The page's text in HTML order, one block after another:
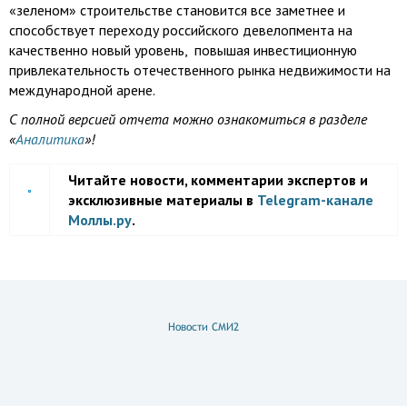
«зеленом» строительстве становится все заметнее и
способствует переходу российского девелопмента на
качественно новый уровень, повышая инвестиционную
привлекательность отечественного рынка недвижимости на
международной арене.
С полной версией отчета можно ознакомиться в разделе
«Аналитика»!
Читайте новости, комментарии экспертов и
эксклюзивные материалы в Telegram-канале
Моллы.ру.
Новости СМИ2